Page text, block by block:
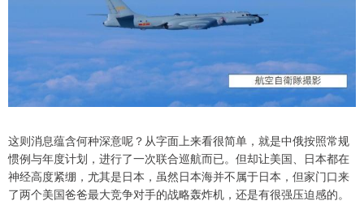
这则消息蕴含何种深意呢？从字面上来看很简单，就是中俄按照常规
惯例与年度计划，进行了一次联合巡航而已。但却让美国、日本都在
神经高度紧绷，尤其是日本，虽然日本海并不属于日本，但家门口来
了两个美国爸爸最大竞争对手的战略轰炸机，还是有很强压迫感的。